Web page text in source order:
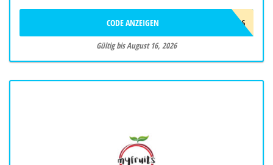
FREUNDE26
CODE ANZEIGEN
Gültig bis August 16, 2026